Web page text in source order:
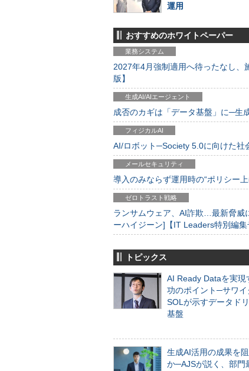
運用
おすすめのホワイトペーパー
業務システム
2027年4月強制適用へ待ったなし、
版】
生成AI/AIエージェント
成否のカギは「データ基盤」に─生
フィジカルAI
AI/ロボット─Society 5.0に向けた社
メールセキュリティ
導入のみならず運用時の“ポリシー
ゼロトラスト戦略
ランサムウェア、AI詐欺…最新脅威
ーハイジーン]【IT Leaders特別編集
トピックス
AI Ready Dataを実現
功のポイント─サワイ
SOLが示すデータド
基盤
生成AI活用の成果を
か─AJSが説く、部門